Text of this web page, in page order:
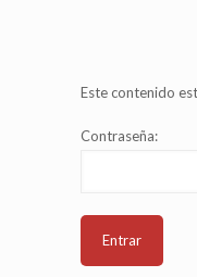
Este contenido
Contraseña: